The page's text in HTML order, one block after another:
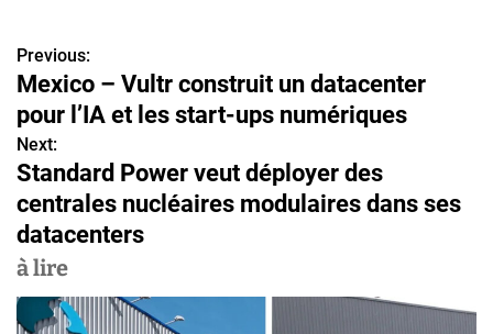
N
a
v
i
g
a
t
Previous:
Mexico – Vultr construit un datacenter
pour l’IA et les start-ups numériques
Next:
Standard Power veut déployer des
centrales nucléaires modulaires dans ses
datacenters
à lire